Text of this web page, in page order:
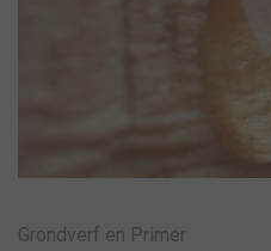
Grondverf en Primer